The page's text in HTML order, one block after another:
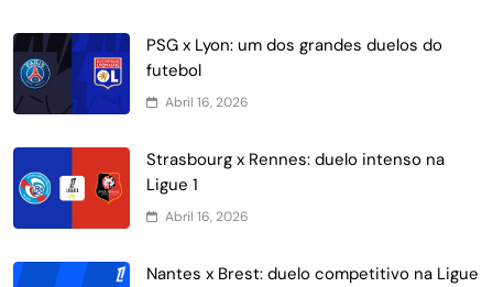
PSG x Lyon: um dos grandes duelos do
futebol
Abril 16, 2026
Strasbourg x Rennes: duelo intenso na
Ligue 1
Abril 16, 2026
Nantes x Brest: duelo competitivo na Ligue